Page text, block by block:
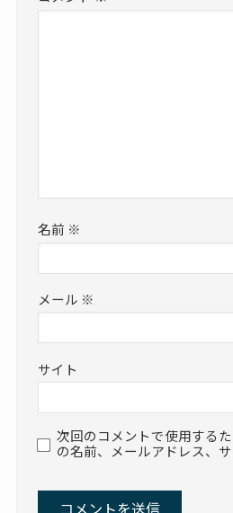
名前 ※
メール ※
サイト
次回のコメントで使用する
の名前、メールアドレス、サ